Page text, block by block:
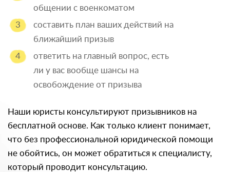
общении с военкоматом
составить план ваших действий на
ближайший призыв
ответить на главный вопрос, есть
ли у вас вообще шансы на
освобождение от призыва
Наши юристы консультируют призывников на
бесплатной основе. Как только клиент понимает,
что без профессиональной юридической помощи
не обойтись, он может обратиться к специалисту,
который проводит консультацию.